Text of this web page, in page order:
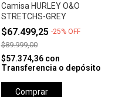
Camisa HURLEY O&O
STRETCHS-GREY
$67.499,25 -25% OFF
$89.999,00
$57.374,36 con
Transferencia o depósito
Comprar